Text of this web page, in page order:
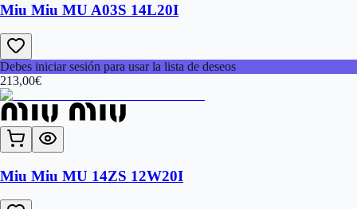
Miu Miu MU A03S 14L20I
Debes iniciar sesión para usar la lista de deseos
213,00€
Miu Miu MU 14ZS 12W20I